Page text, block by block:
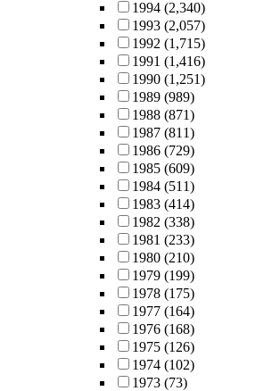
1994 (2,340)
1993 (2,057)
1992 (1,715)
1991 (1,416)
1990 (1,251)
1989 (989)
1988 (871)
1987 (811)
1986 (729)
1985 (609)
1984 (511)
1983 (414)
1982 (338)
1981 (233)
1980 (210)
1979 (199)
1978 (175)
1977 (164)
1976 (168)
1975 (126)
1974 (102)
1973 (73)